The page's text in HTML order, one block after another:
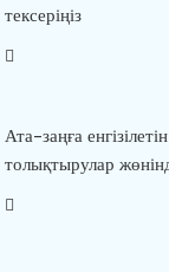
тексеріңіз
Ата-заңға
толықтырулар